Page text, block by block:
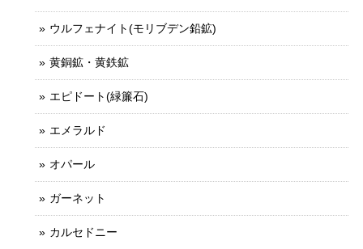
ウルフェナイト(モリブデン鉛鉱)
黄銅鉱・黄鉄鉱
エピドート(緑簾石)
エメラルド
オパール
ガーネット
カルセドニー